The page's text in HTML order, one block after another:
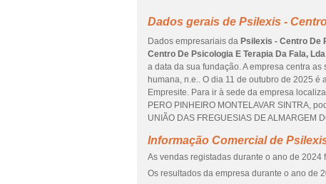
Dados gerais de Psilexis -
Dados empresariais da Psilexis - Centro De
Centro De Psicologia E Terapia Da Fala, Lda
a data da sua fundação. A empresa centra
humana, n.e.. O dia 11 de outubro de 2025
Empresite. Para ir à sede da empresa
PERO PINHEIRO MONTELAVAR SINTRA,
UNIÃO DAS FREGUESIAS DE ALMARGEM
Informação Comercial de
As vendas registadas durante o ano de
Os resultados da empresa durante o ano de